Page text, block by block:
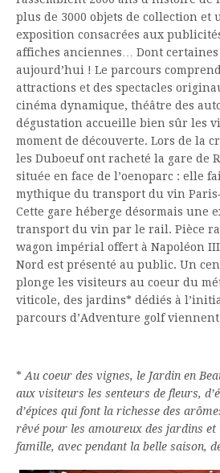
plus de 3000 objets de collection et
exposition consacrées aux
affiches anciennes… Dont
aujourd’hui ! Le parcours
attractions et des spectacles
cinéma dynamique, théâtre des
dégustation accueille bien sûr les
moment de découverte. Lors de la
les Duboeuf ont racheté la gare de
située en face de l’oenoparc : elle
mythique du transport du vin
Cette gare héberge désormais une
transport du vin par le rail. Pièce
wagon impérial offert à Napoléon
Nord est présenté au public. Un
plonge les visiteurs au coeur du
viticole, des jardins* dédiés à
parcours d’Adventure golf
*Au coeur des vignes, le Jardin en
aux visiteurs les senteurs de fleurs,
d’épices qui font la richesse des
rêvé pour les amoureux des jardins et
famille, avec pendant la belle saison,